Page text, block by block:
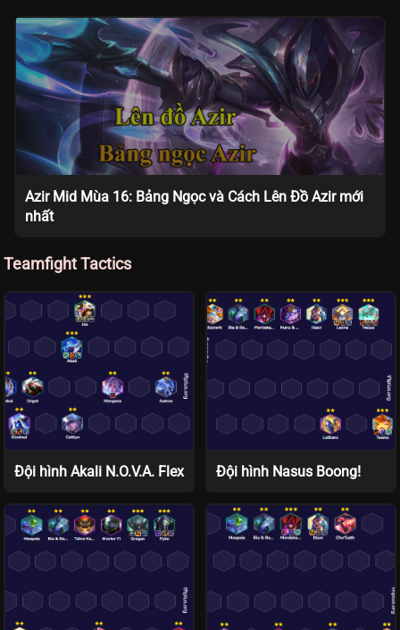
Azir Mid Mùa 16: Bảng Ngọc và Cách Lên Đồ Azir mới
nhất
Teamfight Tactics
Đội hình Akali N.O.V.A. Flex Đội hình Nasus Boong!